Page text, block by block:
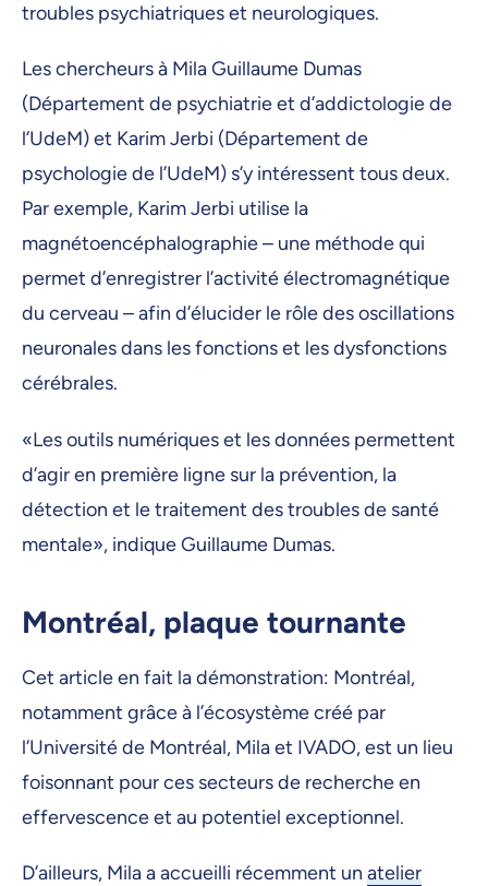
troubles psychiatriques et neurologiques.
Les chercheurs à Mila Guillaume Dumas
(Département de psychiatrie et d’addictologie de
l’UdeM) et Karim Jerbi (Département de
psychologie de l’UdeM) s’y intéressent tous deux.
Par exemple, Karim Jerbi utilise la
magnétoencéphalographie – une méthode qui
permet d’enregistrer l’activité électromagnétique
du cerveau – afin d’élucider le rôle des oscillations
neuronales dans les fonctions et les dysfonctions
cérébrales.
«Les outils numériques et les données permettent
d’agir en première ligne sur la prévention, la
détection et le traitement des troubles de santé
mentale», indique Guillaume Dumas.
Montréal, plaque tournante
Cet article en fait la démonstration: Montréal,
notamment grâce à l’écosystème créé par
l’Université de Montréal, Mila et IVADO, est un lieu
foisonnant pour ces secteurs de recherche en
effervescence et au potentiel exceptionnel.
D’ailleurs, Mila a accueilli récemment un atelier